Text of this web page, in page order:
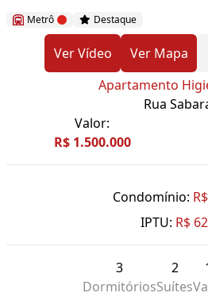
Metrô Destaque
Ver Vídeo
Ver Mapa
Apartamento
Rua
Valor:
R$ 1.500.000
Condomínio:
IPTU: R$
3
Dormitórios
2
Suítes